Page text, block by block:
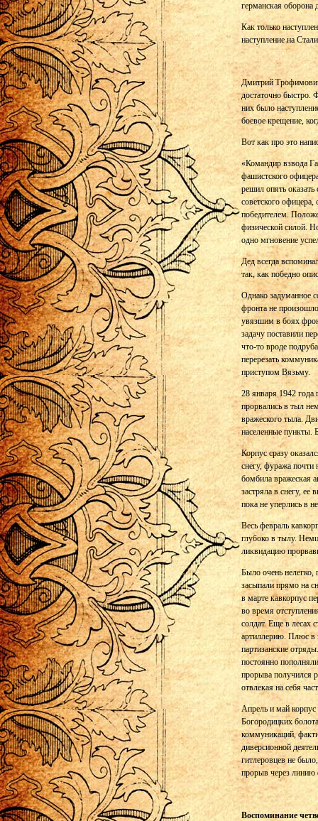
германская оборона
Как только
наступление на
Дмитрий
достаточно быстро.
них было
боевое крещение,
Вот как про это
«Командир взвода
фашистского
решил опять
советского офицера,
победителем.
физической силой.
одно мгновение
Дед всегда
так, как победно
Однако задуманное
фронта не
увязшим в боях
задачу поставили
что-то вроде
перерезать
приступом Вязьму.
28 января 1942 года
прорвались в тыл
вражеского тыла.
населенные пункты.
Корпус сразу
снегу, фуража
бомбила вражеская
застряла в снегу,
пока не уперлись в
Весь февраль
глубоко в тылу.
ликвидацию
Было очень нелегко,
засыпали прямо на
в марте кавкорпус
во время
солдат. Еще в лесах
артиллерию. Плюс в
партизанские
постоянно
прорыва получился
отвлекая на себя
Апрель и май корпус
Богородицких
коммуникаций,
диверсионной
гитлеровцев не
прорыв через линию
Воспоминание